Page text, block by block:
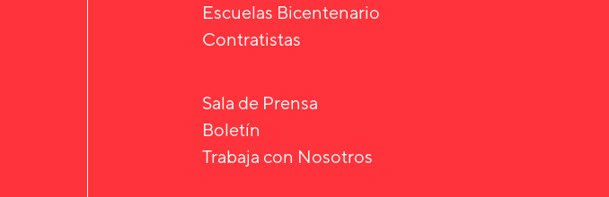
Escuelas Bicentenario
Contratistas
Sala de Prensa
Boletín
Trabaja con Nosotros